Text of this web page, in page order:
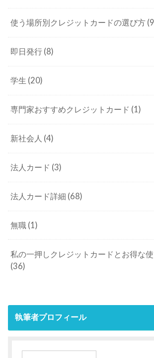
使う場所別クレジットカードの選び方
即日発行 (8)
学生 (20)
専門家おすすめクレジットカード (1)
新社会人 (4)
法人カード (3)
法人カード詳細 (68)
無職 (1)
私の一押しクレジットカードとお得な
(36)
執筆者プロフィール